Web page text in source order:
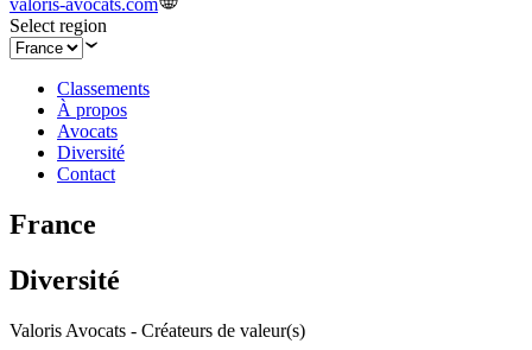
valoris-avocats.com
Select region
Classements
À propos
Avocats
Diversité
Contact
France
Diversité
Valoris Avocats - Créateurs de valeur(s)